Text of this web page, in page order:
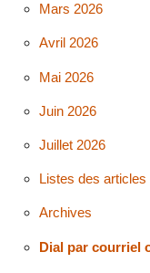
Mars 2026
Avril 2026
Mai 2026
Juin 2026
Juillet 2026
Listes des articles
Archives
Dial par courriel